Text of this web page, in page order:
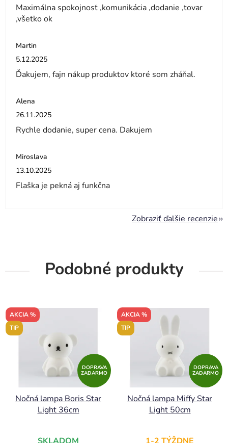
Maximálna spokojnosť ,komunikácia ,dodanie ,tovar
,všetko ok
Martin
Hodnotenie obchodu je 5 z 5 hviezdičiek.
5.12.2025
Ďakujem, fajn nákup produktov ktoré som zháňal.
Alena
Hodnotenie obchodu je 5 z 5 hviezdičiek.
26.11.2025
Rychle dodanie, super cena. Dakujem
Miroslava
Hodnotenie obchodu je 5 z 5 hviezdičiek.
13.10.2025
Flaška je pekná aj funkčna
Zobraziť ďalšie recenzie
Podobné produkty
AKCIA %
TIP
DOPRAVA
ZADARMO
Nočná lampa Boris Star
Light 36cm
AKCIA %
TIP
DOPRAVA
ZADARMO
Nočná lampa Miffy Star
Light 50cm